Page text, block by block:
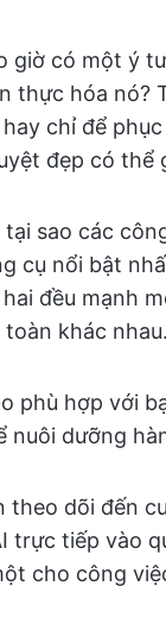
giờ có một ý
thực hóa nó?
chỉ để
đẹp có thể
sao các
cụ nổi bật
hai đều mạnh
khác
phù hợp với
nuôi dưỡng
theo dõi đến
trực tiếp vào
cho công